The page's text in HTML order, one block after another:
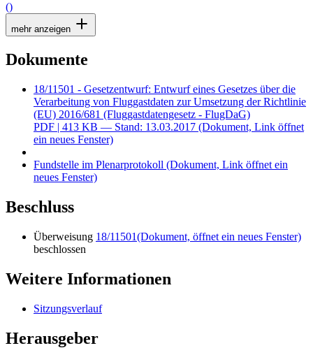
()
mehr anzeigen
Dokumente
18/11501 - Gesetzentwurf: Entwurf eines Gesetzes über die
Verarbeitung von Fluggastdaten zur Umsetzung der Richtlinie
(EU) 2016/681 (Fluggastdatengesetz - FlugDaG)
PDF | 413 KB — Stand: 13.03.2017 (Dokument, Link öffnet
ein neues Fenster)
Fundstelle im Plenarprotokoll (Dokument, Link öffnet ein
neues Fenster)
Beschluss
Überweisung 18/11501(Dokument, öffnet ein neues Fenster)
beschlossen
Weitere Informationen
Sitzungsverlauf
Herausgeber